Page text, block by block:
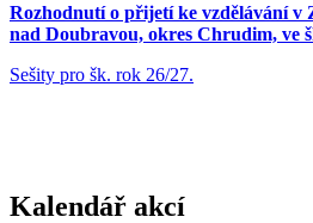
Rozhodnutí o přijetí ke vzdělávání v
nad Doubravou, okres Chrudim, ve
Sešity pro šk. rok 26/27.
Kalendář akcí